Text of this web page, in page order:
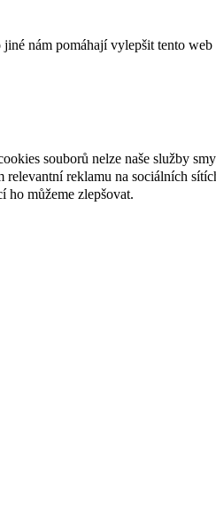
nám pomáhají vylepšit tento
souborů nelze naše služby
reklamu na sociálních
ho můžeme zlepšovat.